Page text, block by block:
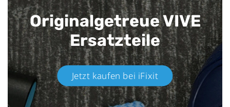
Originalgetreue VIVE
Ersatzteile
Jetzt kaufen bei iFixit​